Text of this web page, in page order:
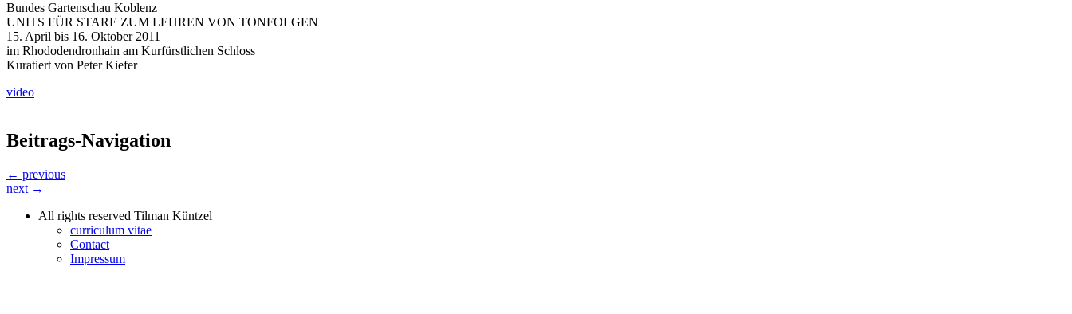
Bundes Gartenschau Koblenz
UNITS FÜR STARE ZUM LEHREN VON TONFOLGEN
15. April bis 16. Oktober 2011
im Rhododendronhain am Kurfürstlichen Schloss
Kuratiert von Peter Kiefer
video
Beitrags-Navigation
← previous
next →
All rights reserved Tilman Küntzel
curriculum vitae
Contact
Impressum